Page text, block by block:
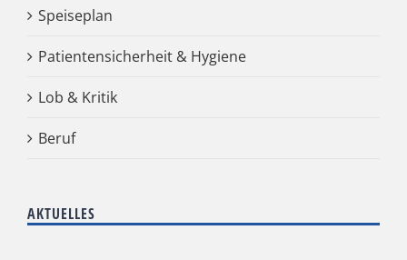
Speiseplan
Patientensicherheit & Hygiene
Lob & Kritik
Beruf
AKTUELLES